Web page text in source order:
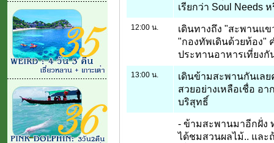
เรียกว่า Soul Needs
12:00 น.
เดินทางถึง "สะพานแ
"กองทัพเดินด้วยท้อง"
ประทานอาหารเที่ยง
13:00 น.
เดินข้ามสะพานกันเล
สวยอย่างเหลือเชื่อ อ
บริสุทธิ์
- ข้ามสะพานมาอีกฝั่ง
ได้ชมสวนผลไม้.. และ